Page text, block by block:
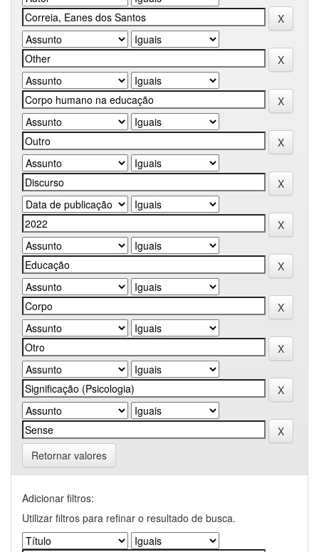
Retornar valores
Adicionar filtros:
Utilizar filtros para refinar o resultado de busca.